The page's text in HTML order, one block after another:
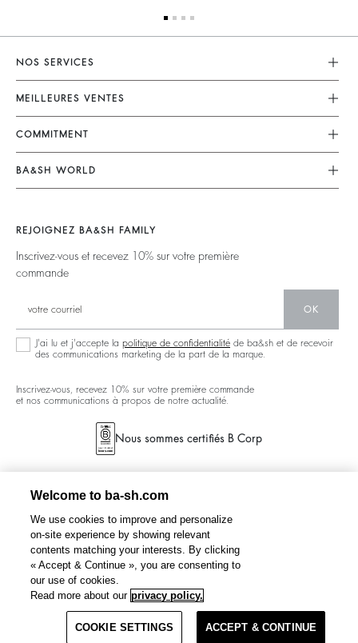
Filtre
NOS SERVICES
Service Client
Mon Compte
Guide Des Tailles
Accessibilité
MEILLEURES VENTES
Robes
Combinaisons
Tops & Chemises
Chandails & Cardigans
Dos Nus
Denim
COMMITMENT
Nos Engagements
Opérations
Circularité
BA&SH WORLD
Nos Magasins
Talents
Nouvelle Collection
REJOIGNEZ BA&SH FAMILY
Inscrivez-vous et recevez 10% sur votre première
commande
OK
J'ai lu et j'accepte la politique de confidentialité de ba&sh et de recevoir
des communications marketing de la part de la marque.
Inscrivez-vous, recevez 10% sur votre première commande
et nos communications à propos de notre actualité.
Nous sommes certifiés B Corp
Welcome to ba-sh.com
We use cookies to improve and personalize
on-site experience by showing relevant
contents matching your interests. By clicking
« Accept & Continue », you are consenting to
our use of cookies.
Read more about our privacy policy.
COOKIE SETTINGS ACCEPT & CONTINUE